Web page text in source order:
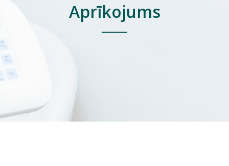
Aprīkojums